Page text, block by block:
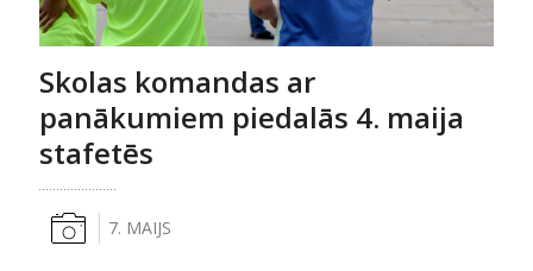
Skolas komandas ar
panākumiem piedalās 4. maija
stafetēs
7. MAIJS